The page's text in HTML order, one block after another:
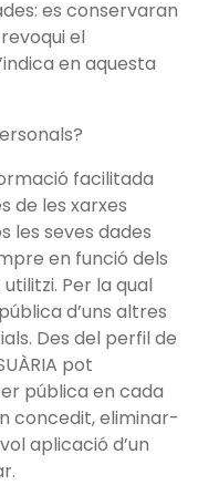
es conservaran
el
en aquesta
facilitada
de les xarxes
les seves dades
en funció dels
utilitzi. Per la qual
d’uns altres
Des del perfil de
pot
pública en cada
concedit, eliminar-
aplicació d’un